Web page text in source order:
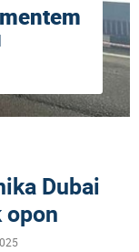
Dubai
opon